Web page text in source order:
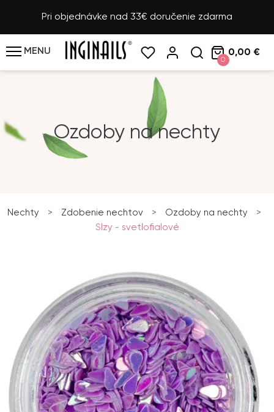
Pri objednávke nad 33€ doručenie zdarma
MENU
0
0,00 €
Ozdoby na nechty
Nechty > Zdobenie nechtov > Ozdoby na nechty
>
Slzy - svetlofialové